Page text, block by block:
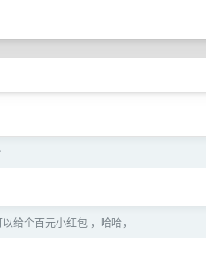
给个百元小红包 ，哈哈，